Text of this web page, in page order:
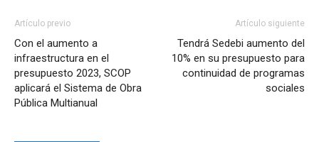
Artículo previo
Con el aumento a
infraestructura en el
presupuesto 2023, SCOP
aplicará el Sistema de Obra
Pública Multianual
Artículo siguiente
Tendrá Sedebi aumento del
10% en su presupuesto para
continuidad de programas
sociales